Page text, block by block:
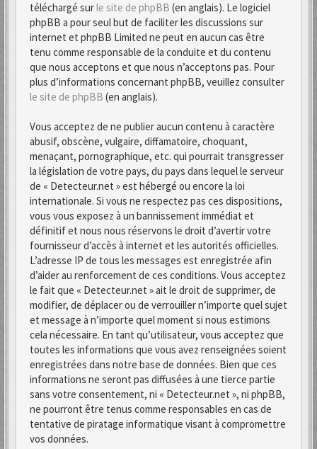
téléchargé surle site de phpBB (en anglais). Le logiciel
phpBB a pour seul but de faciliter les discussions sur
internet et phpBB Limited ne peut en aucun cas être
tenu comme responsable de la conduite et du contenu
que nous acceptons et que nous n’acceptons pas. Pour
plus d’informations concernant phpBB, veuillez consulter
le site de phpBB (en anglais).
Vous acceptez de ne publier aucun contenu à caractère
abusif, obscène, vulgaire, diffamatoire, choquant,
menaçant, pornographique, etc. qui pourrait transgresser
la législation de votre pays, du pays dans lequel le serveur
de « Detecteur.net » est hébergé ou encore la loi
internationale. Si vous ne respectez pas ces dispositions,
vous vous exposez à un bannissement immédiat et
définitif et nous nous réservons le droit d’avertir votre
fournisseur d’accès à internet et les autorités officielles.
L’adresse IP de tous les messages est enregistrée afin
d’aider au renforcement de ces conditions. Vous acceptez
le fait que « Detecteur.net » ait le droit de supprimer, de
modifier, de déplacer ou de verrouiller n’importe quel sujet
et message à n’importe quel moment si nous estimons
cela nécessaire. En tant qu’utilisateur, vous acceptez que
toutes les informations que vous avez renseignées soient
enregistrées dans notre base de données. Bien que ces
informations ne seront pas diffusées à une tierce partie
sans votre consentement, ni « Detecteur.net », ni phpBB,
ne pourront être tenus comme responsables en cas de
tentative de piratage informatique visant à compromettre
vos données.